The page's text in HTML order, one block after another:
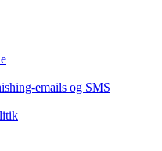
emails og SMS